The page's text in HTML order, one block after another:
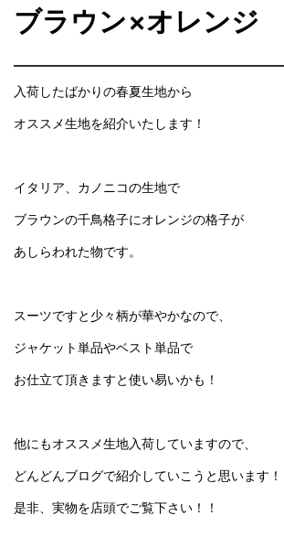
ブラウン×オレンジ
入荷したばかりの春夏生地から
オススメ生地を紹介いたします！
イタリア、カノニコの生地で
ブラウンの千鳥格子にオレンジの格子が
あしらわれた物です。
スーツですと少々柄が華やかなので、
ジャケット単品やベスト単品で
お仕立て頂きますと使い易いかも！
他にもオススメ生地入荷していますので、
どんどんブログで紹介していこうと思います！
是非、実物を店頭でご覧下さい！！